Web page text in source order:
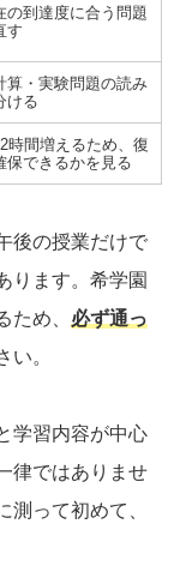
の到達度に合う問題
す
算・実験問題の読み
ける
時間増えるため、復
保できるかを見る
後の授業だけで
ります。希学園
ため、 必ず通っ
い。
学習内容が中心
律ではありませ
測って初めて、